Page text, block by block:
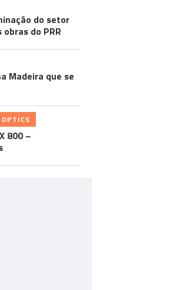
do setor
do PRR
Madeira que se
800 –